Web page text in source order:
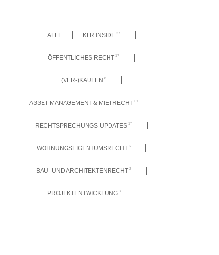
ALLE KFR INSIDE 27
ÖFFENTLICHES RECHT 17
(VER-)KAUFEN 8
ASSET MANAGEMENT & MIETRECHT 19
RECHTSPRECHUNGS-UPDATES 17
WOHNUNGSEIGENTUMSRECHT 6
BAU- UND ARCHITEKTENRECHT 2
PROJEKTENTWICKLUNG 3